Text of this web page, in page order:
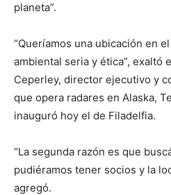
planeta”.
“Queríamos una ubicación en
ambiental seria y ética”, exaltó
Ceperley, director ejecutivo y
que opera radares en Alaska,
inauguró hoy el de Filadelfia.
“La segunda razón es que
pudiéramos tener socios y la
agregó.